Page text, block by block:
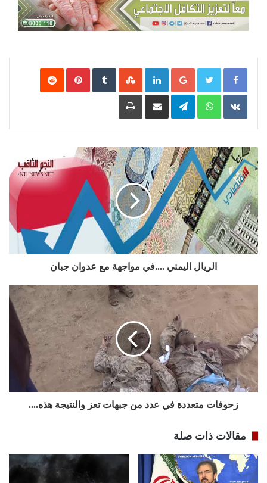
Google+
LinkedIn
‏StumbleUpon
‏VKontakte
WhatsApp
Telegram مشاركة عبر البريد طباعة
الريال اليمني ....في مواجهة مع عدوان جبان
زحوفات متعددة في عدد من جبهات تعز والنتيجة هذه....
مقالات ذات صلة